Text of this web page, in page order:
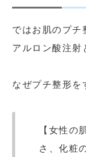
ではお肌のプチ
アルロン酸注射
なぜプチ整形を
【女性の
さ、化粧